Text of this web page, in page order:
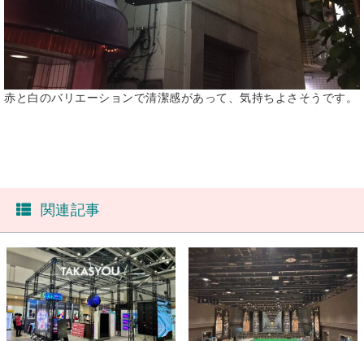
赤と白のバリエーションで清潔感があって、気持ちよさそうです。
関連記事